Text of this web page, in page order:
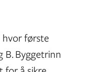
hvor første
B. Byggetrinn